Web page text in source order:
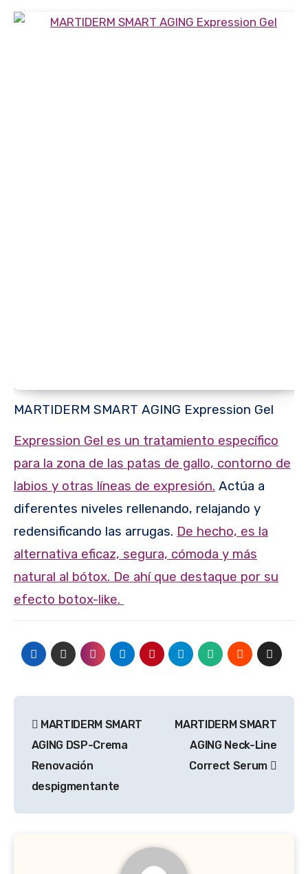
MARTIDERM SMART AGING Expression Gel
Expression Gel es un tratamiento específico
para la zona de las patas de gallo, contorno de
labios y otras líneas de expresión. Actúa a
diferentes niveles rellenando, relajando y
redensificando las arrugas. De hecho, es la
alternativa eficaz, segura, cómoda y más
natural al bótox. De ahí que destaque por su
efecto botox-like.
de
entradas
MARTIDERM SMART
AGING DSP-Crema
Renovación
despigmentante
MARTIDERM SMART
AGING Neck-Line
Correct Serum